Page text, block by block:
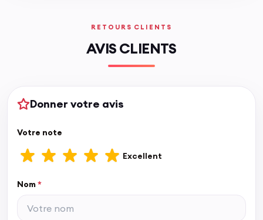
RETOURS CLIENTS
AVIS CLIENTS
Donner votre avis
Votre note
Excellent
Nom*